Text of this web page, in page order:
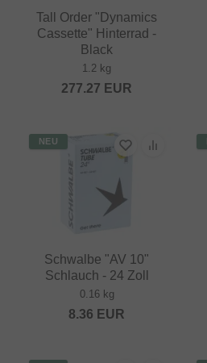
Tall Order "Dynamics
Cassette" Hinterrad -
Black
1.2 kg
277.27 EUR
NEU
Schwalbe "AV 10"
Schlauch - 24 Zoll
0.16 kg
8.36 EUR